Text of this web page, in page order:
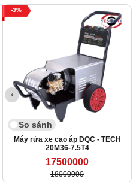
3
So sánh
Máy rửa xe cao áp DQC - TECH
20M36-7.5T4
17500000
18000000